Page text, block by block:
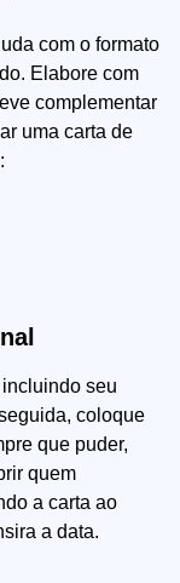
com o formato
Elabore com
complementar
uma carta de
seu
coloque
que puder,
quem
a carta ao
a data.